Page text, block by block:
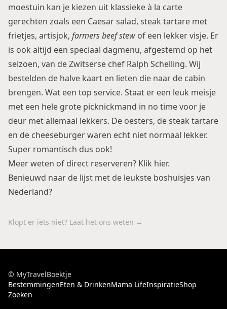
moestuin kan je kiezen uit klassieke à la carte
gerechten zoals een Caesar salad, steak tartare met
frietjes, artisjok, farmers beef stew of een lekker visje. Er
is ook altijd een speciaal dagmenu, afgestemd op het
seizoen, van de Zwitserse chef Ralph Schelling. Wij
bestelden de halve kaart en lieten die naar de cabin
brengen. Wat een top service. Staat er een leuk meisje
met een hele grote picknickmand in no time voor je
deur met allemaal lekkers. De oesters, de steak tartare
en de cheeseburger waren echt niet normaal lekker.
Super romantisch dus ook!
Meer weten of direct reserveren? Klik hier.
Benieuwd naar de lijst met de leukste boshuisjes van
Nederland?
Klopt er iets niet? Laat het ons weten →
© MyTravelBoektje
BestemmingenEten & DrinkenMama LifeInspiratieShop
Zoeken